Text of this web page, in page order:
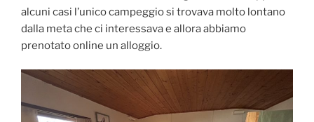
alcuni casi l’unico campeggio si trovava molto lontano
dalla meta che ci interessava e allora abbiamo
prenotato online un alloggio.